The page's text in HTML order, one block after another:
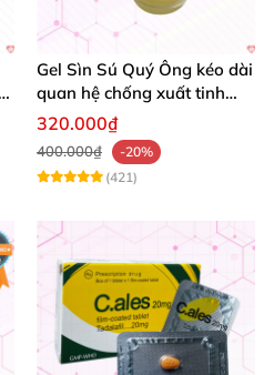
Gel Sìn Sú Quý Ông kéo dài
quan hệ chống xuất tinh
nhanh
320.000₫
400.000₫
-20%
(421)